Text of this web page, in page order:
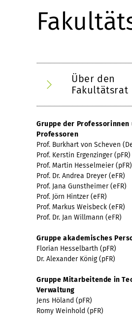
Über den
Fakultätsrat
Gruppe der Professorinnen
Professoren
Prof. Burkhart von Scheven
Prof. Kerstin Ergenzinger (pFR)
Prof. Martin Hesselmeier (pFR)
Prof. Dr. Andrea Dreyer (eFR)
Prof. Jana Gunstheimer (eFR)
Prof. Jörn Hintzer (eFR)
Prof. Markus Weisbeck (eFR)
Prof. Dr. Jan Willmann (eFR)
Gruppe akademisches
Florian Hesselbarth (pFR)
Dr. Alexander König (pFR)
Gruppe Mitarbeitende in
Verwaltung
Jens Höland (pFR)
Romy Weinhold (pFR)